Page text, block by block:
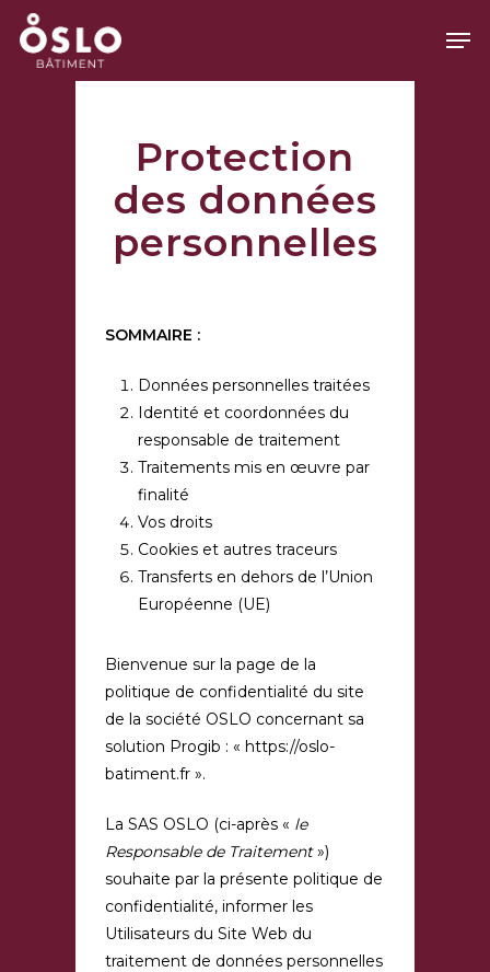
Skip
main
Protection
des données
personnelles
SOMMAIRE :
Données personnelles traitées
Identité et coordonnées du
responsable de traitement
Traitements mis en œuvre par
finalité
Vos droits
Cookies et autres traceurs
Transferts en dehors de l’Union
Européenne (UE)
Bienvenue sur la page de la
politique de confidentialité du site
de la société OSLO concernant sa
solution Progib : « https://oslo-
batiment.fr ».
La SAS OSLO (ci-après « le
Responsable de Traitement»)
souhaite par la présente politique de
confidentialité, informer les
Utilisateurs du Site Web du
traitement de données personnelles